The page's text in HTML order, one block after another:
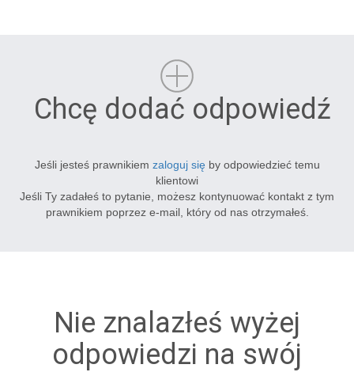
Chcę dodać odpowiedź
Jeśli jesteś prawnikiem zaloguj się by odpowiedzieć temu
klientowi
Jeśli Ty zadałeś to pytanie, możesz kontynuować kontakt z tym
prawnikiem poprzez e-mail, który od nas otrzymałeś.
Nie znalazłeś wyżej
odpowiedzi na swój